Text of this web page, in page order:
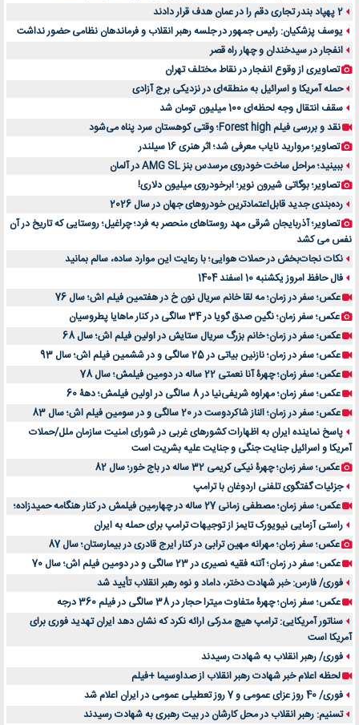
2 پهپاد بندر تجاری دقم را در عمان هدف قرار دادند
یوسف پزشکیان: رئیس جمهور در جلسه رهبر انقلاب و فرماندهان نظامی حضور نداشت
انفجار در سیدخندان و چهار راه قصر
تصاویری از وقوع انفجار در نقاط مختلف تهران
حمله آمریکا و اسرائیل به منطقه‌ای در نزدیکی برج آزادی
سقف انتقال وجه لحظه‌ای 100 میلیون تومان شد
نقد و بررسی فیلم Forest high؛ وقتی کوهستان سرد پناه می‌شود
تصاویر؛ مروارید نایاب معرفی شد؛ اثر هنری 16 سیلندر
ببینید؛ مراحل ساخت خودروی مرسدس بنز AMG SL در آلمان
تصاویر؛ بوگاتی شیرون نویر؛ ابرخودروی میلیون دلاری!
رده‌بندی جدید قابل‌اعتمادترین خودروهای جهان در سال 2026
تصاویر؛ آذربایجان شرقی مهد روستاهای منحصر به فرد؛ چراغیل؛ روستایی که تاریخ در آن
نفس می کشد
نکات نجات‌بخش در حملات هوایی؛ با رعایت این موارد ساده، سالم بمانید
فال حافظ امروز یکشنبه 10 اسفند 1404
عکس؛ سفر در زمان؛ مه لقا خانم سریال نون خ در هفتمین فیلم اش؛ سال 76
عکس؛ سفر زمان؛ نگین صدق گویا در 34 سالگی در کنار ماهایا پطروسیان
عکس؛ سفر در زمان؛ خانم بزرگ سریال ستایش در اولین فیلم اش؛ سال 68
عکس؛ سفر در زمان؛ نازنین بیاتی در 25 سالگی و در ششمین فیلم اش؛ سال 93
عکس؛ سفر زمان؛ چهرۀ آنا نعمتی 22 ساله در دومین فیلمش؛ سال 78
عکس؛ سفر زمان؛ مهراوه شریفی‌نیا در 8 سالگی در اولین فیلمش؛ دهۀ 60
عکس؛ سفر در زمان؛ الناز شاکردوست در 20 سالگی و در سومین فیلم اش؛ سال 83
پاسخ نماینده ایران به اظهارات کشورهای غربی در شورای امنیت سازمان ملل/حملات
آمریکا و اسرائیل جنایت جنگی و جنایت علیه بشریت است
عکس؛ سفر زمان؛ چهرۀ نیکی کریمی 32 ساله در باج خور؛ سال 82
جزئیات گفتگوی تلفنی اردوغان با ترامپ
عکس؛ سفر زمان؛ مصطفی زمانی 27 ساله در چهارمین فیلمش در کنار هنگامه حمیدزاده؛
راستی آزمایی نیویورک تایمز از توجیهات ترامپ برای حمله به ایران
عکس؛ سفر زمان؛ مهرانه مهین ترابی در کنار ایرج قادری در بیمارستان؛ سال 87
عکس؛ سفر در زمان؛ آتنه فقیه نصیری در 23 سالگی و در دومین فیلم اش؛ سال 70
فوری/ فارس: خبر شهادت دختر، داماد و نوه رهبر انقلاب تأیید شد
عکس؛ سفر زمان؛ چهرۀ متفاوت میترا حجار در 38 سالگی در فیلم 360 درجه
سناتور آمریکایی: ترامپ هیچ مدرکی ارائه نکرد که نشان دهد ایران تهدید فوری برای
آمریکا است
فوری/ رهبر انقلاب به شهادت رسیدند
لحظه اعلام خبر شهادت رهبر انقلاب از صداوسیما +فیلم
فوری/ 40 روز عزای عمومی و 7 روز تعطیلی عمومی در ایران اعلام شد
تسنیم: رهبر انقلاب در محل کارشان در بیت رهبری به شهادت رسیدند